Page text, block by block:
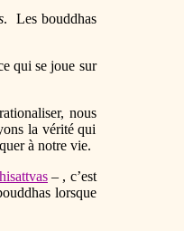
. Les bouddhas
qui se joue sur
nous
la vérité qui
à notre vie.
– , c’est
lorsque